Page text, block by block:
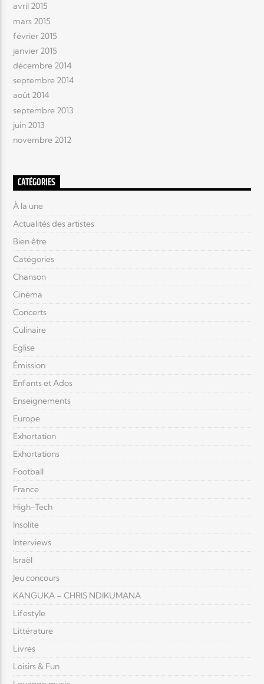
avril 2015
mars 2015
février 2015
janvier 2015
décembre 2014
septembre 2014
août 2014
septembre 2013
juin 2013
novembre 2012
CATÉGORIES
À la une
Actualités des artistes
Bien être
Catégories
Chanson
Cinéma
Concerts
Culinaire
Eglise
Émission
Enfants et Ados
Enseignements
Europe
Exhortation
Exhortations
Football
France
High-Tech
Insolite
Interviews
Israël
Jeu concours
KANGUKA – CHRIS NDIKUMANA
Lifestyle
Littérature
Livres
Loisirs & Fun